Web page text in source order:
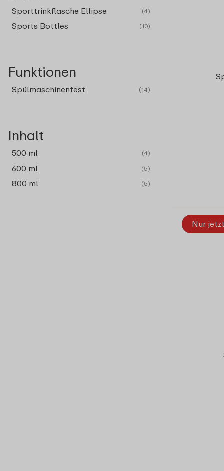
Sporttrinkflasche Ellipse (4)
Sports Bottles (10)
Funktionen
Spülmaschinenfest (14)
Inhalt
500 ml (4)
600 ml (5)
800 ml (5)
Nur